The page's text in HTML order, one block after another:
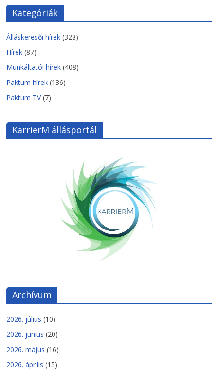
Kategóriák
Álláskeresői hírek (328)
Hírek (87)
Munkáltatói hírek (408)
Paktum hírek (136)
Paktum TV(7)
KarrierM állásportál
Archívum
2026. július (10)
2026. június (20)
2026. május (16)
2026. április (15)